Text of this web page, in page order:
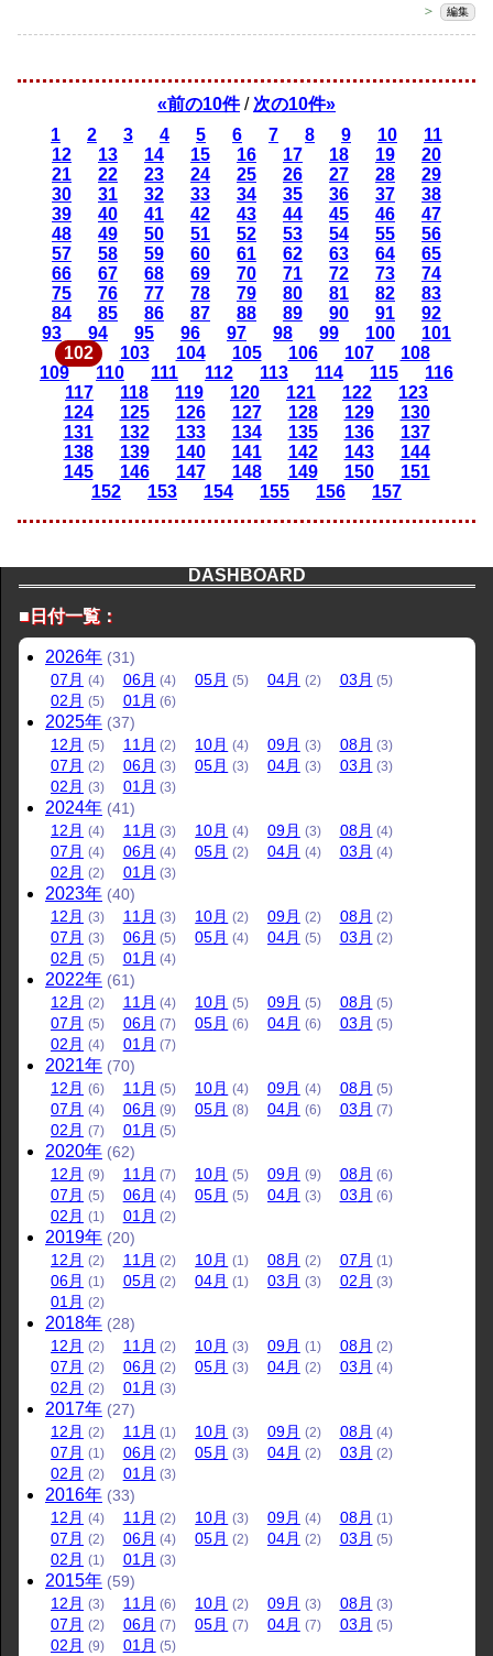
＞
編集
«前の10件 / 次の10件»
1
2 3 4 5 6 7 8 9 10
11
12
13 14 15 16 17 18 19
20
21
22 23 24 25 26 27 28
29
30
31 32 33 34 35 36 37
38
39
40 41 42 43 44 45 46
47
48
49 50 51 52 53 54 55
56
57
58 59 60 61 62 63 64
65
66
67 68 69 70 71 72 73
74
75
76 77 78 79 80 81 82
83
84
85 86 87 88 89 90 91
92
93
94 95 96 97 98 99 100
101
102
103 104 105 106 107
108
109
110 111 112 113 114 115
116
117
118 119 120 121 122
123
124
125 126 127 128 129
130
131
132 133 134 135 136
137
138
139 140 141 142 143
144
145
146 147 148 149 150
151
152
153 154 155 156 157
DASHBOARD
■日付一覧：
2026年 (31)
07月 (4) 06月 (4) 05月 (5) 04月 (2) 03月 (5)
02月 (5) 01月 (6)
2025年 (37)
12月 (5) 11月 (2) 10月 (4) 09月 (3) 08月 (3)
07月 (2) 06月 (3) 05月 (3) 04月 (3) 03月 (3)
02月 (3) 01月 (3)
2024年 (41)
12月 (4) 11月 (3) 10月 (4) 09月 (3) 08月 (4)
07月 (4) 06月 (4) 05月 (2) 04月 (4) 03月 (4)
02月 (2) 01月 (3)
2023年 (40)
12月 (3) 11月 (3) 10月 (2) 09月 (2) 08月 (2)
07月 (3) 06月 (5) 05月 (4) 04月 (5) 03月 (2)
02月 (5) 01月 (4)
2022年 (61)
12月 (2) 11月 (4) 10月 (5) 09月 (5) 08月 (5)
07月 (5) 06月 (7) 05月 (6) 04月 (6) 03月 (5)
02月 (4) 01月 (7)
2021年 (70)
12月 (6) 11月 (5) 10月 (4) 09月 (4) 08月 (5)
07月 (4) 06月 (9) 05月 (8) 04月 (6) 03月 (7)
02月 (7) 01月 (5)
2020年 (62)
12月 (9) 11月 (7) 10月 (5) 09月 (9) 08月 (6)
07月 (5) 06月 (4) 05月 (5) 04月 (3) 03月 (6)
02月 (1) 01月 (2)
2019年 (20)
12月 (2) 11月 (2) 10月 (1) 08月 (2) 07月 (1)
06月 (1) 05月 (2) 04月 (1) 03月 (3) 02月 (3)
01月 (2)
2018年 (28)
12月 (2) 11月 (2) 10月 (3) 09月 (1) 08月 (2)
07月 (2) 06月 (2) 05月 (3) 04月 (2) 03月 (4)
02月 (2) 01月 (3)
2017年 (27)
12月 (2) 11月 (1) 10月 (3) 09月 (2) 08月 (4)
07月 (1) 06月 (2) 05月 (3) 04月 (2) 03月 (2)
02月 (2) 01月 (3)
2016年 (33)
12月 (4) 11月 (2) 10月 (3) 09月 (4) 08月 (1)
07月 (2) 06月 (4) 05月 (2) 04月 (2) 03月 (5)
02月 (1) 01月 (3)
2015年 (59)
12月 (3) 11月 (6) 10月 (2) 09月 (3) 08月 (3)
07月 (2) 06月 (7) 05月 (7) 04月 (7) 03月 (5)
02月 (9) 01月 (5)